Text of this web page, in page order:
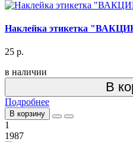
Наклейка этикетка
25 р.
в наличии
В
Подробнее
В корзину
1
1987